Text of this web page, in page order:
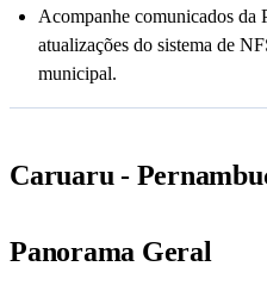
Acompanhe comunicados da
atualizações do sistema de
municipal.
Caruaru -
Panorama Geral